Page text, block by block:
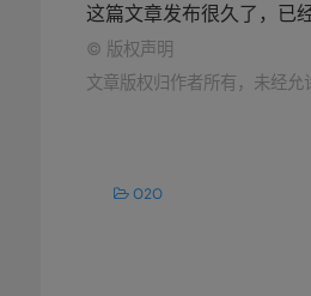
这篇文章发布很久了，已
© 版权声明
文章版权归作者所有，未经允
O2O